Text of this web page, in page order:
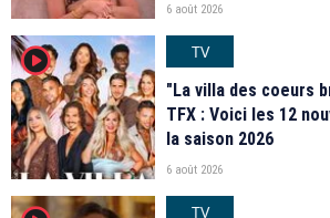
6 août 2026
player2
TV
"La villa des coeurs
TFX : Voici les 12
la saison 2026
6 août 2026
TV